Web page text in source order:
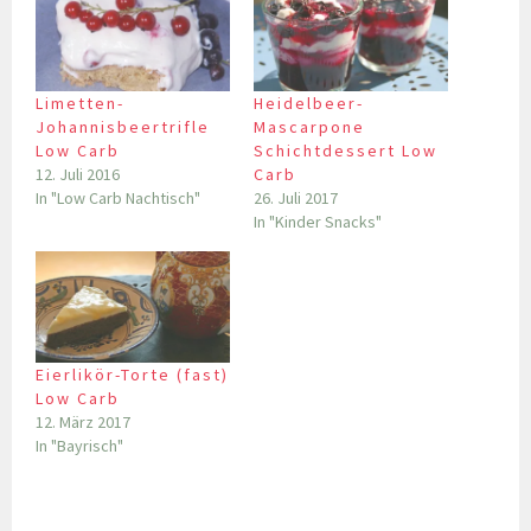
Limetten-
Johannisbeertrifle
Low Carb
12. Juli 2016
In "Low Carb Nachtisch"
Heidelbeer-
Mascarpone
Schichtdessert Low
Carb
26. Juli 2017
In "Kinder Snacks"
Eierlikör-Torte (fast)
Low Carb
12. März 2017
In "Bayrisch"